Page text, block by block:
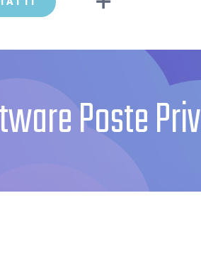
Poste